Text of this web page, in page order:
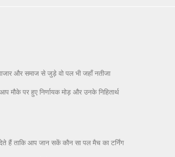
और समाज से जुड़े वो पल भी जहाँ नतीजा
मौके पर हुए निर्णायक मोड़ और उनके निहितार्थ
हैं ताकि आप जान सकें कौन सा पल मैच का टर्निंग